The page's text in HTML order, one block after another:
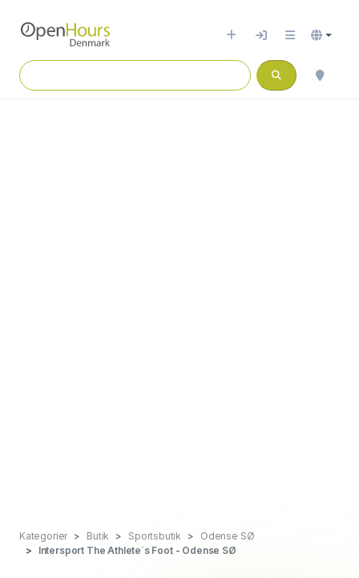
Kategorier Butik Sportsbutik
Odense SØ
Intersport The Athlete´s Foot - Odense SØ